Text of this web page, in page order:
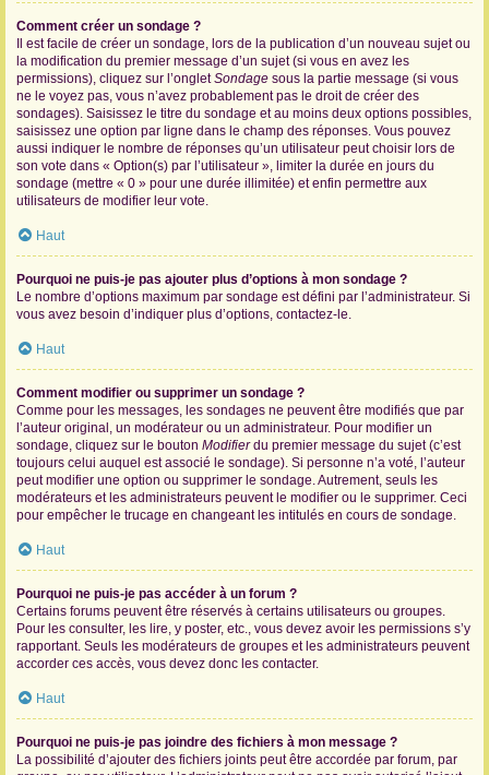
Comment créer un sondage ?
Il est facile de créer un sondage, lors de la publication d’un nouveau sujet ou
la modification du premier message d’un sujet (si vous en avez les
permissions), cliquez sur l’ongletSondage sous la partie message (si vous
ne le voyez pas, vous n’avez probablement pas le droit de créer des
sondages). Saisissez le titre du sondage et au moins deux options possibles,
saisissez une option par ligne dans le champ des réponses. Vous pouvez
aussi indiquer le nombre de réponses qu’un utilisateur peut choisir lors de
son vote dans « Option(s) par l’utilisateur », limiter la durée en jours du
sondage (mettre « 0 » pour une durée illimitée) et enfin permettre aux
utilisateurs de modifier leur vote.
Haut
Pourquoi ne puis-je pas ajouter plus d’options à mon sondage ?
Le nombre d’options maximum par sondage est défini par l’administrateur. Si
vous avez besoin d’indiquer plus d’options, contactez-le.
Haut
Comment modifier ou supprimer un sondage ?
Comme pour les messages, les sondages ne peuvent être modifiés que par
l’auteur original, un modérateur ou un administrateur. Pour modifier un
sondage, cliquez sur le bouton Modifierdu premier message du sujet (c’est
toujours celui auquel est associé le sondage). Si personne n’a voté, l’auteur
peut modifier une option ou supprimer le sondage. Autrement, seuls les
modérateurs et les administrateurs peuvent le modifier ou le supprimer. Ceci
pour empêcher le trucage en changeant les intitulés en cours de sondage.
Haut
Pourquoi ne puis-je pas accéder à un forum ?
Certains forums peuvent être réservés à certains utilisateurs ou groupes.
Pour les consulter, les lire, y poster, etc., vous devez avoir les permissions s’y
rapportant. Seuls les modérateurs de groupes et les administrateurs peuvent
accorder ces accès, vous devez donc les contacter.
Haut
Pourquoi ne puis-je pas joindre des fichiers à mon message ?
La possibilité d’ajouter des fichiers joints peut être accordée par forum, par